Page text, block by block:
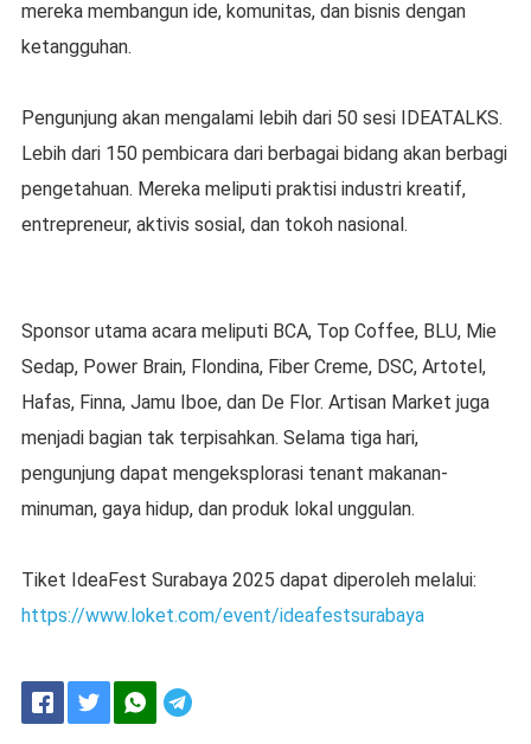
mereka membangun ide, komunitas, dan bisnis dengan
ketangguhan.
Pengunjung akan mengalami lebih dari 50 sesi IDEATALKS.
Lebih dari 150 pembicara dari berbagai bidang akan berbagi
pengetahuan. Mereka meliputi praktisi industri kreatif,
entrepreneur, aktivis sosial, dan tokoh nasional.
Sponsor utama acara meliputi BCA, Top Coffee, BLU, Mie
Sedap, Power Brain, Flondina, Fiber Creme, DSC, Artotel,
Hafas, Finna, Jamu Iboe, dan De Flor. Artisan Market juga
menjadi bagian tak terpisahkan. Selama tiga hari,
pengunjung dapat mengeksplorasi tenant makanan-
minuman, gaya hidup, dan produk lokal unggulan.
Tiket IdeaFest Surabaya 2025 dapat diperoleh melalui:
https://www.loket.com/event/ideafestsurabaya